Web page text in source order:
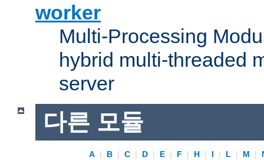
worker
Multi-Processing
hybrid multi-threaded
server
다른 모듈
A | B | C | D | E | F | H | I | L | M |